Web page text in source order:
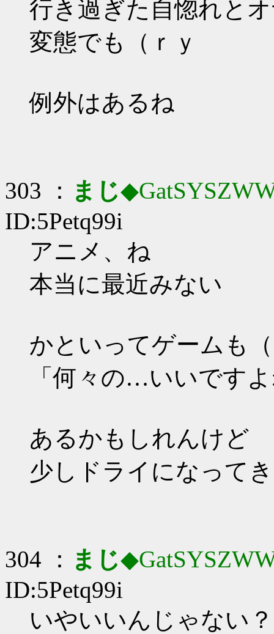
行き過ぎた自惚れと
変態でも（ｒｙ
例外はあるね
303 ： まじ
ID:5Petq99i
アニメ、ね
本当に最近みない
かといってゲームも
「何々の…いいです
あるかもしれんけど
少しドライになって
304 ： まじ
ID:5Petq99i
いやいいんじゃない？